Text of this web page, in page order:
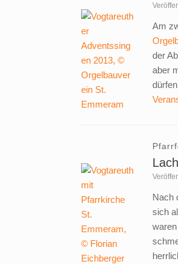
Am
der
aber
Nach
sich